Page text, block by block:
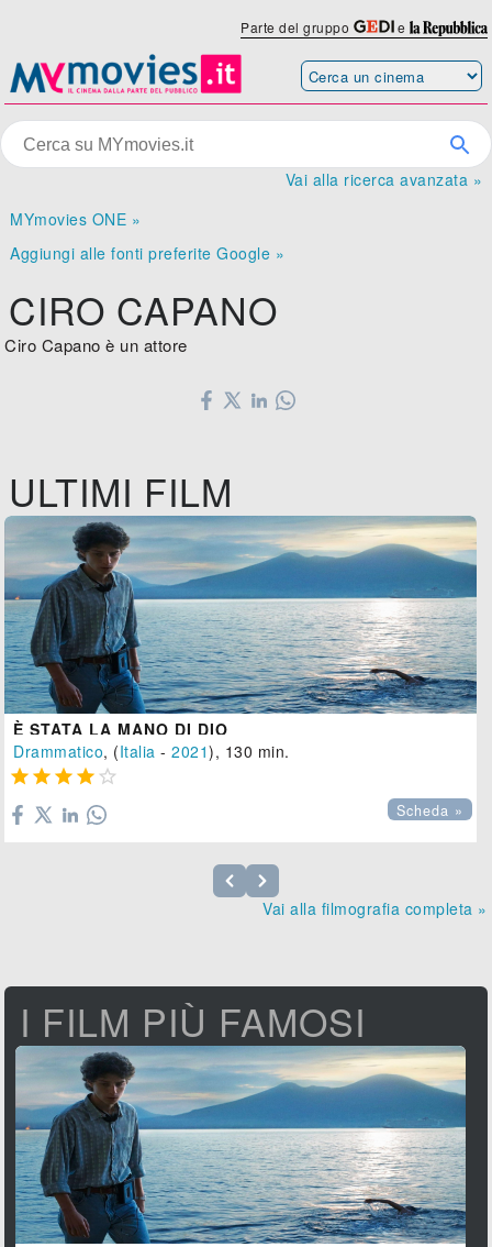
Parte del gruppo e
Vai alla ricerca avanzata »
MYmovies ONE »
Aggiungi alle fonti preferite Google »
CIRO CAPANO
Ciro Capano è un attore
ULTIMI FILM
È STATA LA MANO DI DIO
Drammatico, (Italia -2021), 130 min.
    
Scheda »
Vai alla filmografia completa »
I FILM PIÙ FAMOSI